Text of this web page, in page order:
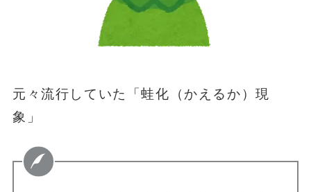
元々流行していた「蛙化（かえるか）現
象」